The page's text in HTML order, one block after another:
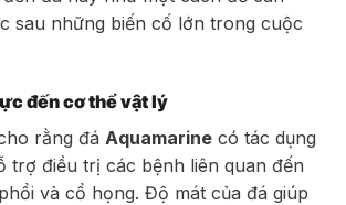
sau những biến cố lớn trong cuộc
đến cơ thể vật lý
rằng đá Aquamarine có tác dụng
trợ điều trị các bệnh liên quan đến
và cổ họng. Độ mát của đá giúp